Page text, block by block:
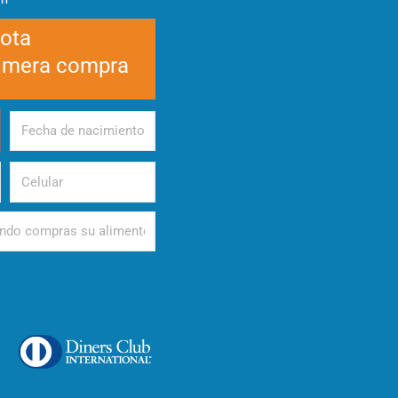
compra
de
nacimiento